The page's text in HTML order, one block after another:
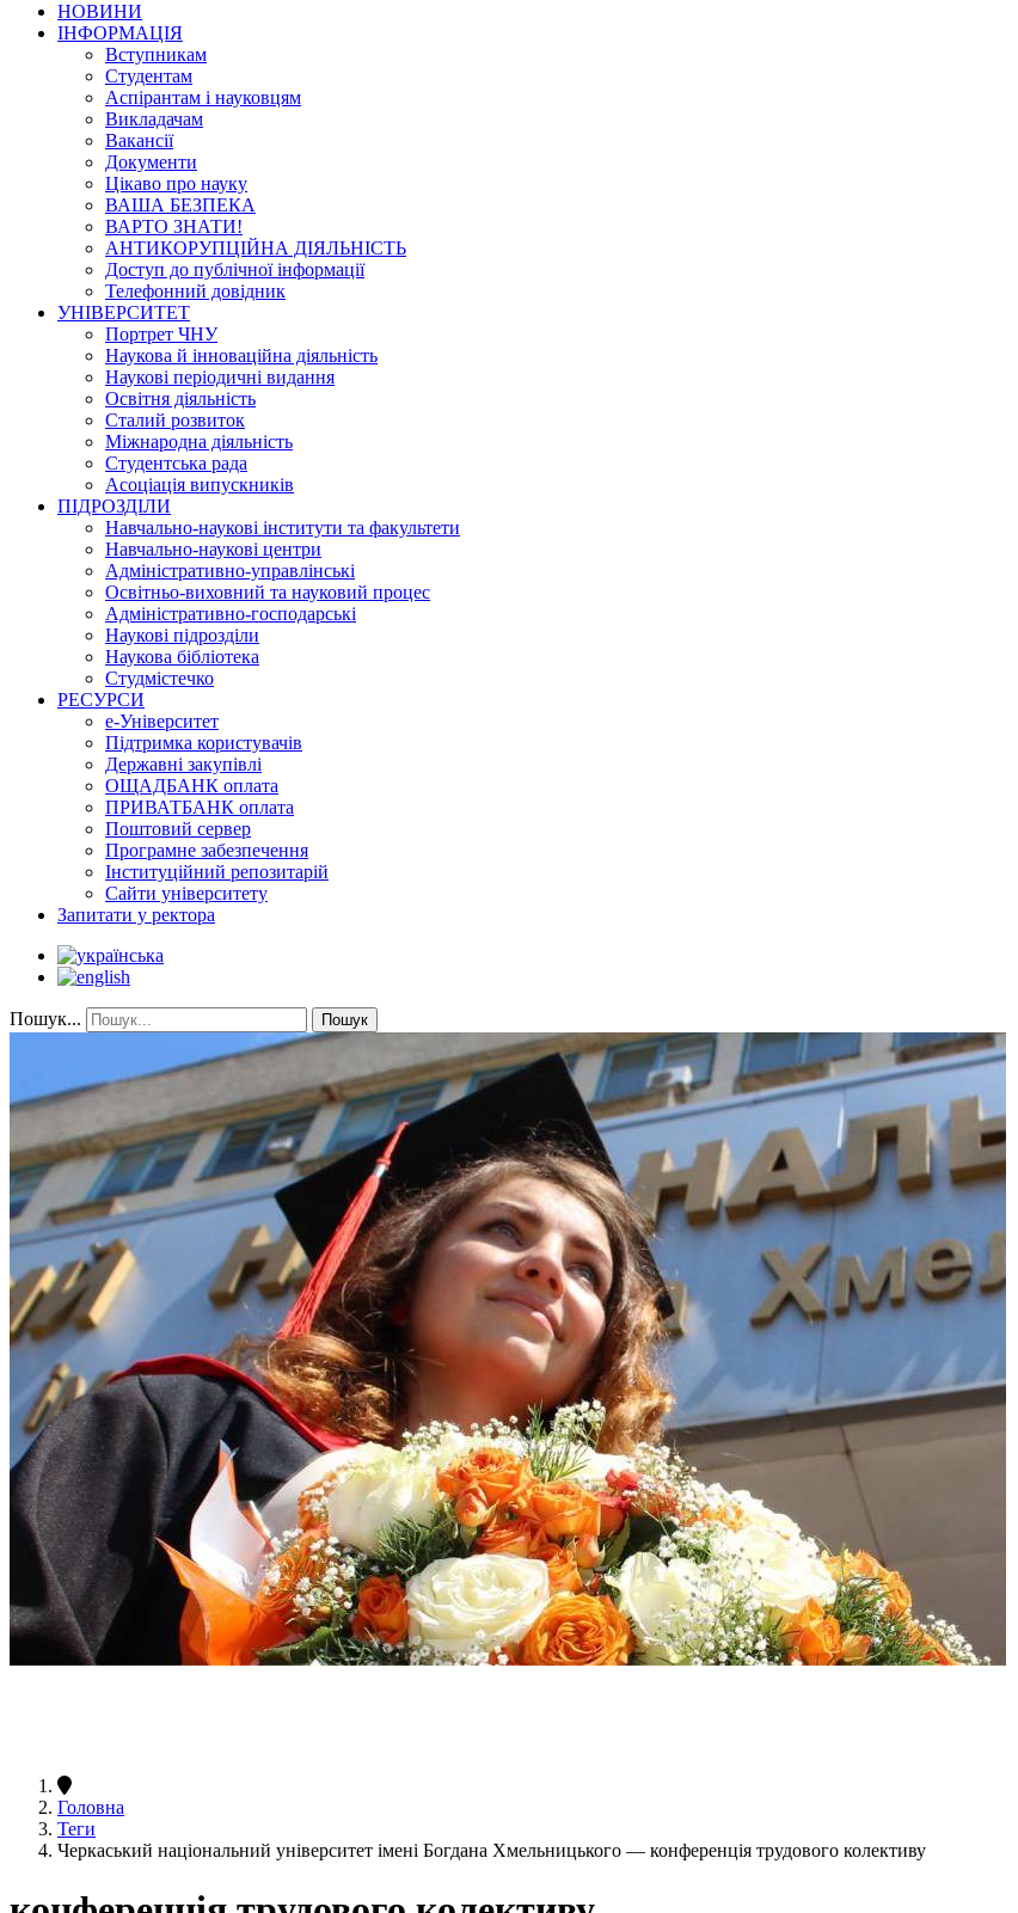
НОВИНИ
ІНФОРМАЦІЯ
Вступникам
Студентам
Аспірантам і науковцям
Викладачам
Вакансії
Документи
Цікаво про науку
ВАША БЕЗПЕКА
ВАРТО ЗНАТИ!
АНТИКОРУПЦІЙНА ДІЯЛЬНІСТЬ
Доступ до публічної інформації
Телефонний довідник
УНІВЕРСИТЕТ
Портрет ЧНУ
Наукова й інноваційна діяльність
Наукові періодичні видання
Освітня діяльність
Сталий розвиток
Міжнародна діяльність
Студентська рада
Асоціація випускників
ПІДРОЗДІЛИ
Навчально-наукові інститути та факультети
Навчально-наукові центри
Адміністративно-управлінські
Освітньо-виховний та науковий процес
Адміністративно-господарські
Наукові підрозділи
Наукова бібліотека
Студмістечко
РЕСУРСИ
е-Університет
Підтримка користувачів
Державні закупівлі
ОЩАДБАНК оплата
ПРИВАТБАНК оплата
Поштовий сервер
Програмне забезпечення
Інституційний репозитарій
Сайти університету
Запитати у ректора
Пошук... Пошук
Головна
Теги
Черкаський національний університет імені Богдана Хмельницького — конференція трудового колективу